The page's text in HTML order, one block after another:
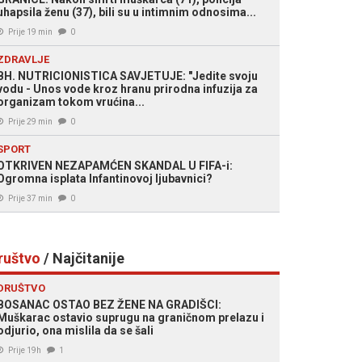
ženu (37), bili su u intimnim odnosima...
Prije 19 min 0
NUTRICIONISTICA SAVJETUJE: "Jedite svoju
- Unos vode kroz hranu prirodna infuzija za
tokom vrućina...
Prije 29 min 0
NEZAPAMĆEN SKANDAL U FIFA-i:
isplata Infantino­voj ljubavnici?
Prije 37 min 0
/ Najčitanije
OSTAO BEZ ŽENE NA GRADIŠCI:
ostavio suprugu na graničnom prelazu i
ona mislila da se šali
Prije 19h 1